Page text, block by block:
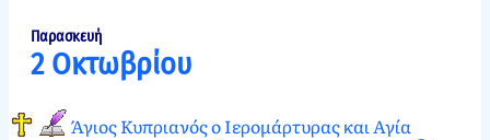
20121
Οκτωβρίου,
Παρασκευή
2 Οκτωβρίου
Άγιος Κυπριανός ο Ιερομάρτυρας και Αγία